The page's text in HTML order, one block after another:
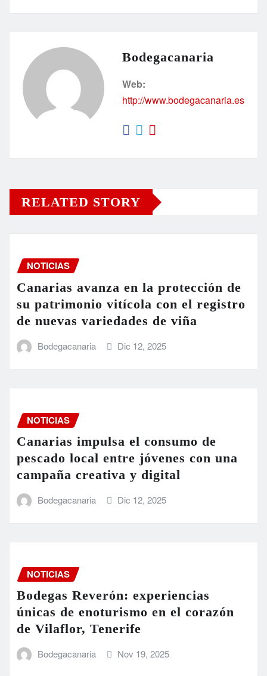
Bodegacanaria
Web:
http://www.bodegacanaria.es
RELATED STORY
NOTICIAS
Canarias avanza en la protección de
su patrimonio vitícola con el registro
de nuevas variedades de viña
Bodegacanaria Dic 12, 2025
NOTICIAS
Canarias impulsa el consumo de
pescado local entre jóvenes con una
campaña creativa y digital
Bodegacanaria Dic 12, 2025
NOTICIAS
Bodegas Reverón: experiencias
únicas de enoturismo en el corazón
de Vilaflor, Tenerife
Bodegacanaria Nov 19, 2025